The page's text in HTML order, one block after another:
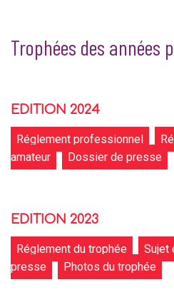
Trophées des années
EDITION 2024
Réglement professionnel
amateur
Dossier de presse
EDITION 2023
Réglement du trophée Sujet
presse
Photos du trophée